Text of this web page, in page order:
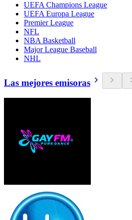
UEFA Champions League
UEFA Europa League
Premier League
NFL
NBA Basketball
Major League Baseball
NHL
Las mejores emisoras